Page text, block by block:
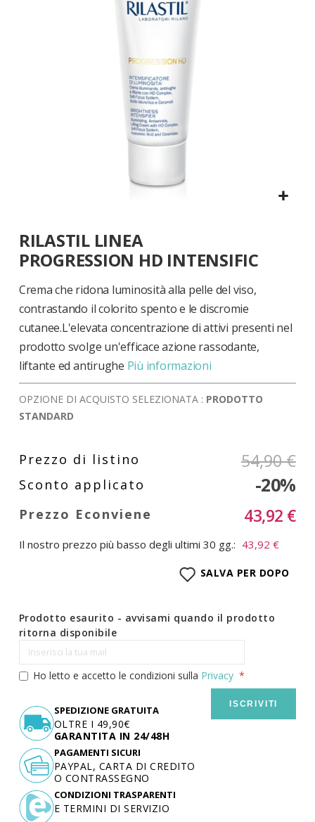
all'inizio
della
galleria
di
immagini
RILASTIL LINEA
PROGRESSION HD INTENSIFIC
Crema che ridona luminosità alla pelle del viso,
contrastando il colorito spento e le discromie
cutanee.L'elevata concentrazione di attivi presenti nel
prodotto svolge un'efficace azione rassodante,
liftante ed antirughe Più informazioni
OPZIONE DI ACQUISTO SELEZIONATA : PRODOTTO
STANDARD
54,90 €
-20%
43,92 €
Il nostro prezzo più basso degli ultimi 30 gg.: 43,92 €
SALVA PER DOPO
Prodotto esaurito - avvisami quando il prodotto
ritorna disponibile
Ho letto e accetto le condizioni sulla Privacy
ISCRIVITI
SPEDIZIONE GRATUITA
OLTRE I 49,90€
GARANTITA IN 24/48H
PAGAMENTI SICURI
PAYPAL, CARTA DI CREDITO
O CONTRASSEGNO
CONDIZIONI TRASPARENTI
E TERMINI DI SERVIZIO